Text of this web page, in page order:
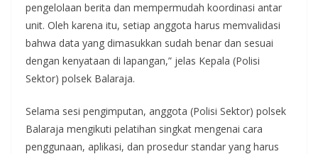
pengelolaan berita dan mempermudah koordinasi antar
unit. Oleh karena itu, setiap anggota harus memvalidasi
bahwa data yang dimasukkan sudah benar dan sesuai
dengan kenyataan di lapangan,” jelas Kepala (Polisi
Sektor) polsek Balaraja.
Selama sesi pengimputan, anggota (Polisi Sektor) polsek
Balaraja mengikuti pelatihan singkat mengenai cara
penggunaan, aplikasi, dan prosedur standar yang harus